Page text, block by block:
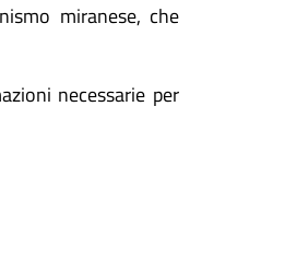
miranese, che
necessarie per